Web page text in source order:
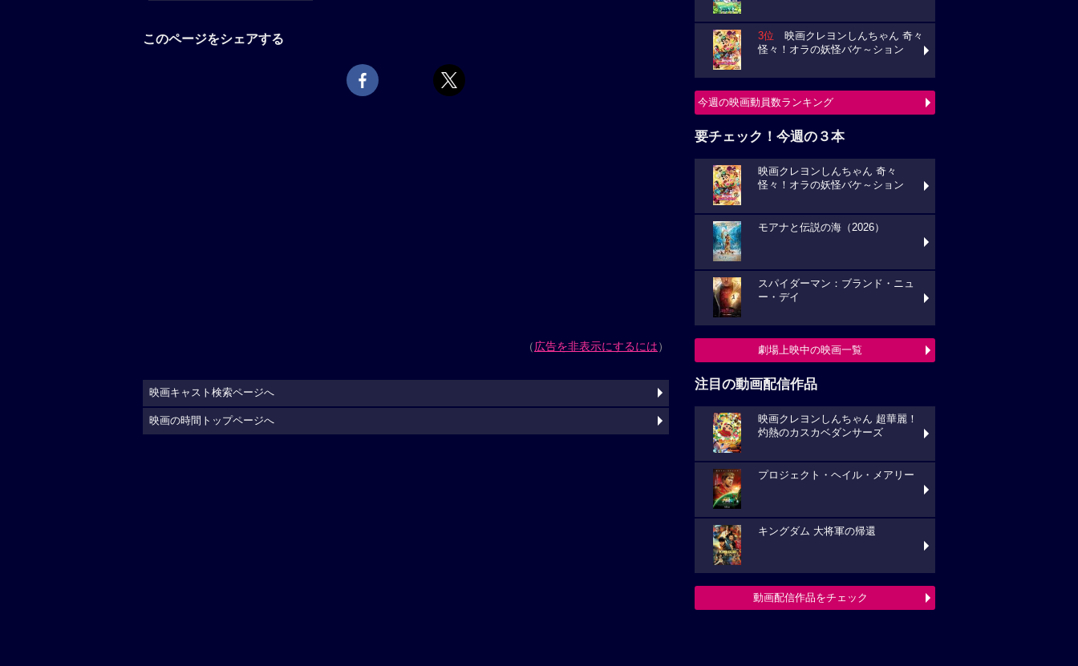
このページをシェアする
（広告を非表示にするには）
3位 映画クレヨンしんちゃん 奇々
怪々！オラの妖怪バケ～ション
今週の映画動員数ランキング
要チェック！今週の３本
映画クレヨンしんちゃん 奇々
怪々！オラの妖怪バケ～ション
モアナと伝説の海（2026）
スパイダーマン：ブランド・ニュ
ー・デイ
劇場上映中の映画一覧
注目の動画配信作品
映画クレヨンしんちゃん 超華麗！
灼熱のカスカベダンサーズ
プロジェクト・ヘイル・メアリー
キングダム 大将軍の帰還
動画配信作品をチェック
映画キャスト検索ページへ
映画の時間トップページへ